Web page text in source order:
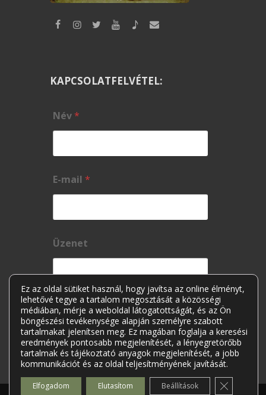
KAPCSOLATFELVÉTEL:
Név*
E-mail *
Üzenet
Elküldés
Ez az oldal sütiket használ, hogy javítsa az online élményt,
lehetővé tegye a tartalom megosztását a közösségi
médiában, mérje a weboldal látogatottságát, és az Ön
böngészési tevékenysége alapján személyre szabott
tartalmakat jelenítsen meg. Ez magában foglalja a keresési
eredmények pontosabb megjelenítését, a lényegretörőbb
tartalmak és tájékoztató anyagok megjelenítését, a jobb
kommunikációt és az oldal teljesítményének javítását.
Elfogadom Elutasítom Beállítások Close